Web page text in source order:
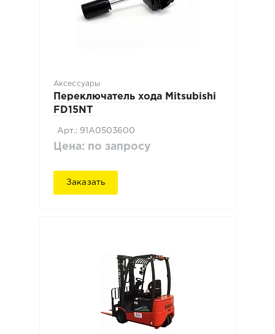
Аксессуары
Переключатель хода Mitsubishi
FD15NT
Арт.: 91A0503600
Цена: по запросу
Заказать